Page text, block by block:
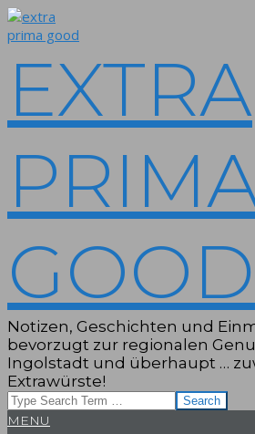
Skip
to
EXTRA
GOOD
Notizen, Geschichten und
bevorzugt zur regionalen
Ingolstadt und überhaupt …
Extrawürste!
Search
Primary
MENU